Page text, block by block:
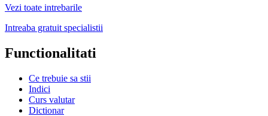
Vezi toate intrebarile
Intreaba gratuit specialistii
Functionalitati
Ce trebuie sa stii
Indici
Curs valutar
Dictionar